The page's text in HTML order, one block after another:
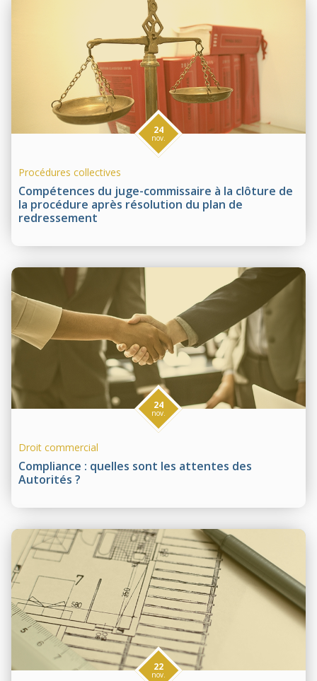
Compétences du juge-commissaire à la clôture de
la procédure après résolution du plan de
redressement
24
nov.
Procédures collectives
Compliance : quelles sont les attentes des
Autorités ?
24
nov.
Droit commercial
22
nov.